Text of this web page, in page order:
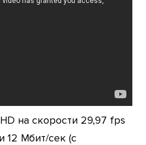
на скорости 29,97 fps
12 Мбит/сек (с